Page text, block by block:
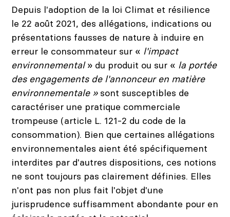
Depuis l'adoption de la loi Climat et résilience
le 22 août 2021, des allégations, indications ou
présentations fausses de nature à induire en
erreur le consommateur sur « l'impact
environnemental» du produit ou sur « la portée
des engagements de l'annonceur en matière
environnementale »sont susceptibles de
caractériser une pratique commerciale
trompeuse (article L. 121-2 du code de la
consommation). Bien que certaines allégations
environnementales aient été spécifiquement
interdites par d'autres dispositions, ces notions
ne sont toujours pas clairement définies. Elles
n'ont pas non plus fait l'objet d'une
jurisprudence suffisamment abondante pour en